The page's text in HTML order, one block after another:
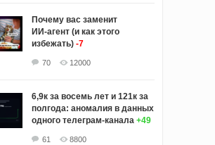
Почему вас заменит
ИИ‑агент (и как этого
избежать) -7
70 12000
6,9к за восемь лет и 121к за
полгода: аномалия в данных
одного телеграм-канала +49
61 8800